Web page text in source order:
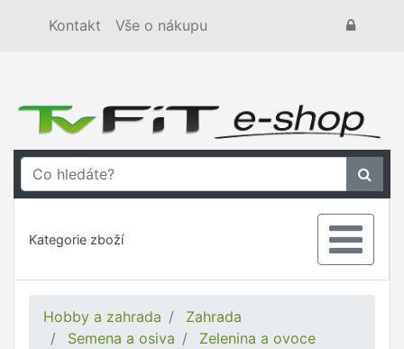
Kontakt Vše o nákupu
Kategorie zboží
Hobby a zahrada
Zahrada
Semena a osiva
Zelenina a ovoce